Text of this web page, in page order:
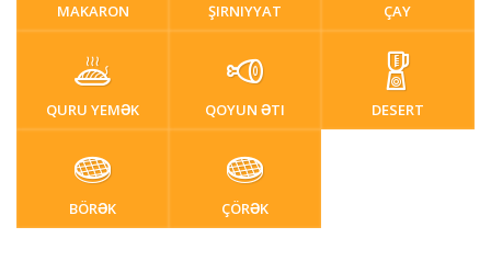
MAKARON ŞIRNIYYAT ÇAY
QURU YEMƏK QOYUN ƏTI DESERT
BÖRƏK ÇÖRƏK